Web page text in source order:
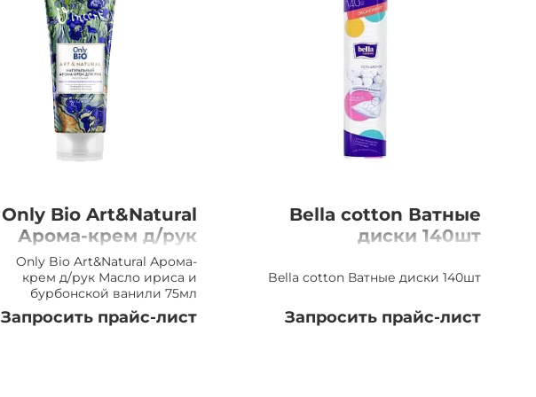
Only Bio Art&Natural
Арома-крем д/рук
Масло ириса и
бурбонской ванили
75мл
Only Bio Art&Natural Арома-
крем д/рук Масло ириса и
бурбонской ванили 75мл
Запросить прайс-лист
Bella cotton Ватные
диски 140шт
Bella cotton Ватные диски 140шт
Запросить прайс-лист